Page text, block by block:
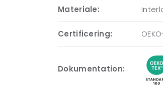
Materiale:
Certificering:
Dokumentation: